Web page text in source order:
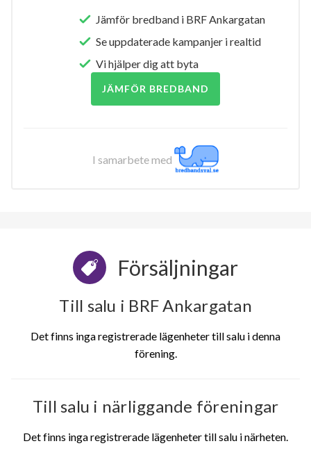
Jämför bredband i BRF Ankargatan
Se uppdaterade kampanjer i realtid
Vi hjälper dig att byta
JÄMFÖR BREDBAND
I samarbete med
Försäljningar
Till salu i BRF Ankargatan
Det finns inga registrerade lägenheter till salu i denna
förening.
Till salu i närliggande föreningar
Det finns inga registrerade lägenheter till salu i närheten.